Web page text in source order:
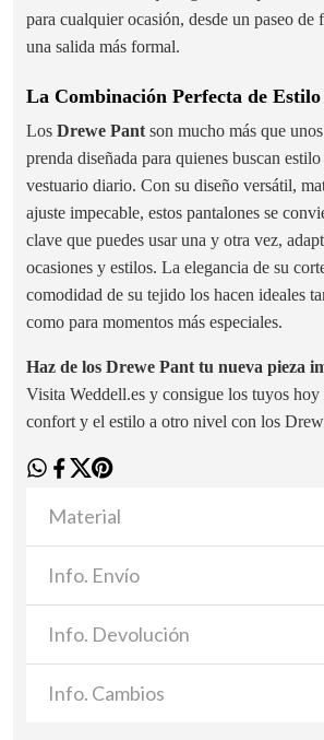
para cualquier ocasión, desde un paseo de
una salida más formal.
La Combinación Perfecta de
Los Drewe Pant son mucho más que
prenda diseñada para quienes buscan
vestuario diario. Con su diseño versátil,
ajuste impecable, estos pantalones se
clave que puedes usar una y otra vez,
ocasiones y estilos. La elegancia de su
comodidad de su tejido los hacen ideales
como para momentos más especiales.
Haz de los Drewe Pant tu nueva pieza
Visita Weddell.es y consigue los tuyos hoy
confort y el estilo a otro nivel con los
Material
Info. Envío
Info. Devolución
Info. Cambios